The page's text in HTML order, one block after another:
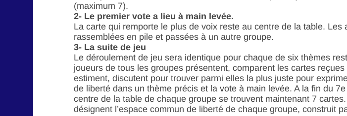
(maximum 7).
2- Le premier vote a lieu à main levée.
La carte qui remporte le plus de voix reste au centre de la table. Les
rassemblées en pile et passées à un autre groupe.
3- La suite de jeu
Le déroulement de jeu sera identique pour chaque de six thèmes
joueurs de tous les groupes présentent, comparent les cartes reçues
estiment, discutent pour trouver parmi elles la plus juste pour
de liberté dans un thème précis et la vote à main levée. A la fin du
centre de la table de chaque groupe se trouvent maintenant 7
désignent l’espace commun de liberté de chaque groupe, construit